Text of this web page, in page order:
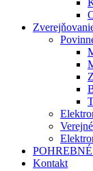
Kontakt